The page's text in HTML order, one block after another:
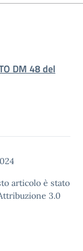
DM 48 del
articolo è stato
3.0